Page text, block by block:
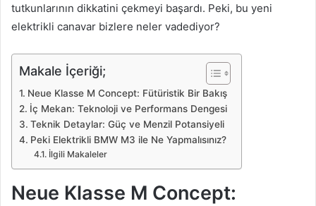
tutkunlarının dikkatini çekmeyi başardı. Peki, bu yeni
elektrikli canavar bizlere neler vadediyor?
Makale İçeriği;
Neue Klasse M Concept: Fütüristik Bir Bakış
İç Mekan: Teknoloji ve Performans Dengesi
Teknik Detaylar: Güç ve Menzil Potansiyeli
Peki Elektrikli BMW M3 ile Ne Yapmalısınız?
İlgili Makaleler
Neue Klasse M Concept: